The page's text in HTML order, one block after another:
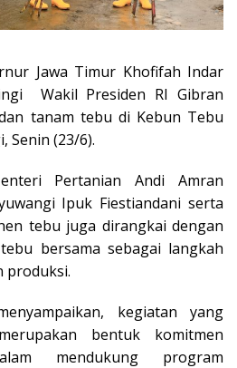
Jawa Timur Khofifah Indar
Wakil Presiden RI Gibran
tanam tebu di Kebun Tebu
Senin (23/6).
Pertanian Andi Amran
Ipuk Fiestiandani serta
tebu juga dirangkai dengan
bersama sebagai langkah
produksi.
kegiatan yang
bentuk komitmen
mendukung program